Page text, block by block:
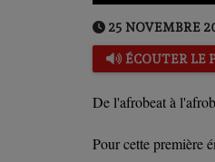
25 NOVEMBRE
ÉCOUTER LE
De l'afrobeat à
Pour cette première